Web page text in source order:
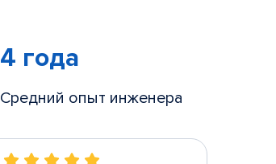
4 года
Средний опыт инженера